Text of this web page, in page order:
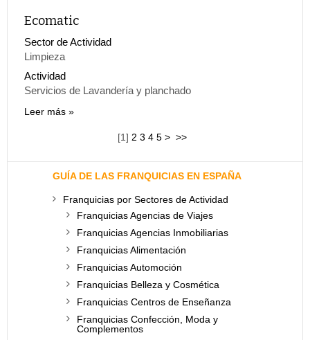
Ecomatic
Sector de Actividad
Limpieza
Actividad
Servicios de Lavandería y planchado
Leer más
[1] 2 3 4 5 > >>
GUÍA DE LAS FRANQUICIAS EN ESPAÑA
Franquicias por Sectores de Actividad
Franquicias Agencias de Viajes
Franquicias Agencias Inmobiliarias
Franquicias Alimentación
Franquicias Automoción
Franquicias Belleza y Cosmética
Franquicias Centros de Enseñanza
Franquicias Confección, Moda y
Complementos